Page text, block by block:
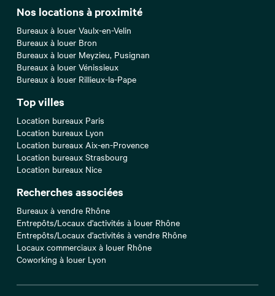
Nos locations à proximité
Bureaux à louer Vaulx-en-Velin
Bureaux à louer Bron
Bureaux à louer Meyzieu, Pusignan
Bureaux à louer Vénissieux
Bureaux à louer Rillieux-la-Pape
Top villes
Location bureaux Paris
Location bureaux Lyon
Location bureaux Aix-en-Provence
Location bureaux Strasbourg
Location bureaux Nice
Recherches associées
Bureaux à vendre Rhône
Entrepôts/Locaux d'activités à louer Rhône
Entrepôts/Locaux d'activités à vendre Rhône
Locaux commerciaux à louer Rhône
Coworking à louer Lyon